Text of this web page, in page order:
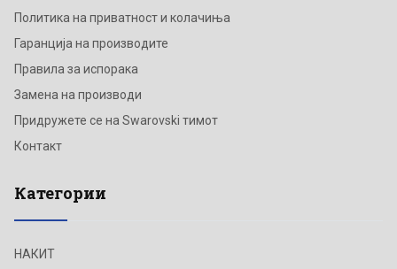
Политика на приватност и колачиња
Гаранција на производите
Правила за испорака
Замена на производи
Придружете се на Swarovski тимот
Контакт
Категории
НАКИТ